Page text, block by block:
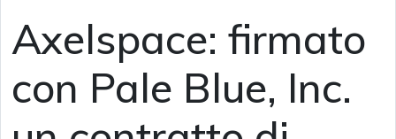
Axelspace: firmato
con Pale Blue, Inc.